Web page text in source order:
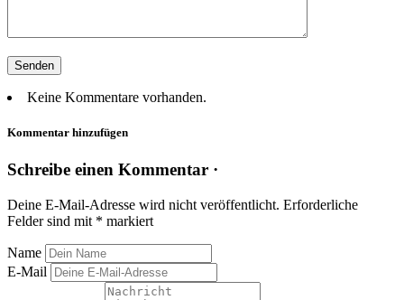
Keine Kommentare vorhanden.
Kommentar hinzufügen
Schreibe einen Kommentar ·
Deine E-Mail-Adresse wird nicht veröffentlicht. Erforderliche
Felder sind mit * markiert
Name
E-Mail